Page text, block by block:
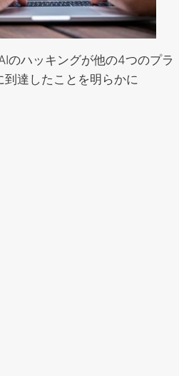
のハッキングが他の4つのプラ
到達したことを明らかに